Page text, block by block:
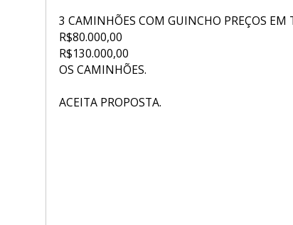
3 CAMINHÕES COM GUINCHO PREÇOS EM
R$80.000,00
R$130.000,00
OS CAMINHÕES.
ACEITA PROPOSTA.